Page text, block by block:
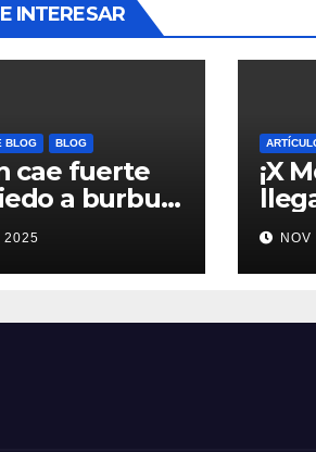
INTERESAR
BLOG BLOG
cae fuerte
a burbuja
y
en AI
#Bitcoin
2025
¡X
trae
al